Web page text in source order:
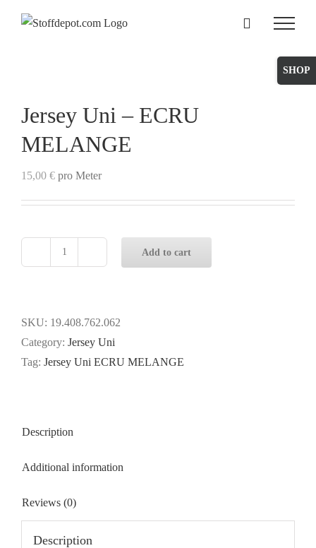
Jersey Uni – ECRU
MELANGE
15,00 € pro Meter
ECRU
MELANGE
quantity
Add to cart
SKU: 19.408.762.062
Category: Jersey Uni
Tag: Jersey Uni ECRU MELANGE
Description
Additional information
Reviews (0)
Description
Toggle
Sliding